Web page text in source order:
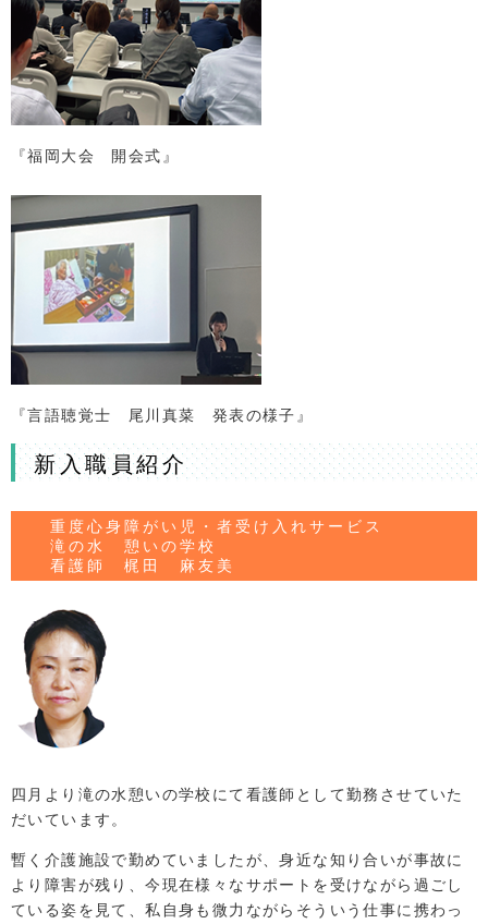
『福岡大会 開会式』
『言語聴覚士 尾川真菜 発表の様子』
新入職員紹介
重度心身障がい児・者受け入れサービス
滝の水 憩いの学校
看護師 梶田 麻友美
四月より滝の水憩いの学校にて看護師として勤務させていた
だいています。
暫く介護施設で勤めていましたが、身近な知り合いが事故に
より障害が残り、今現在様々なサポートを受けながら過ごし
ている姿を見て、私自身も微力ながらそういう仕事に携わっ